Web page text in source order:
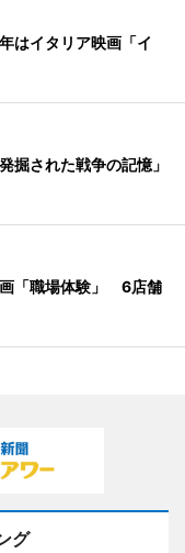
はイタリア映画「イ
掘された戦争の記憶」
「職場体験」 6店舗
グ